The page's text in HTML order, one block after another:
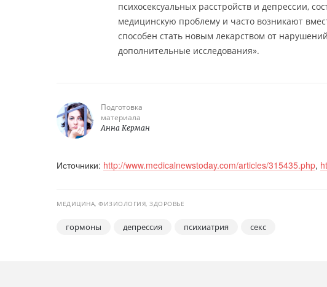
психосексуальных расстройств и депрессии,
медицинскую проблему и часто возникают
способен стать новым лекарством от
дополнительные исследования».
Подготовка
материала
Анна Керман
Источники: http://www.medicalnewstoday.com/articles/315435.php,
МЕДИЦИНА, ФИЗИОЛОГИЯ, ЗДОРОВЬЕ
гормоны депрессия психиатрия секс